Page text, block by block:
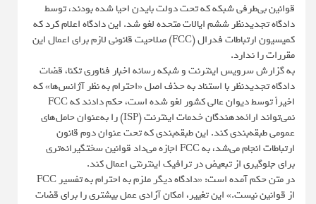
قوانین بی‌طرفی شبکه که تحت دولت بایدن احیا شده بودند، توسط
دادگاه تجدیدنظر ششم ایالات متحده لغو شد. این دادگاه اعلام کرد که
کمیسیون ارتباطات فدرال (FCC) صلاحیت قانونی لازم برای اعمال این
مقررات را ندارد.
به گزارش سرویس اینترنت و شبکه رسانه اخبار فناوری تکنا، قضات
دادگاه تجدیدنظر با استناد به حذف اصل «احترام به نظر آژانس‌ها» که
اخیراً توسط دیوان عالی کشور لغو شده است، حکم دادند که FCC
نمی‌تواند ارائه‌دهندگان خدمات اینترنت (ISP) را به‌عنوان حامل‌های
عمومی طبقه‌بندی کند. این طبقه‌بندی که تحت عنوان دوم قانون
ارتباطات انجام می‌شد، به FCC اجازه می‌داد قوانین سختگیرانه‌تری
برای جلوگیری از تبعیض در ترافیک اینترنتی اعمال کند.
در متن حکم آمده است: «دادگاه دیگر ملزم به احترام به تفسیر FCC
از قوانین نیست.» این تغییر، امکان آزادی عمل بیشتری را برای قضات